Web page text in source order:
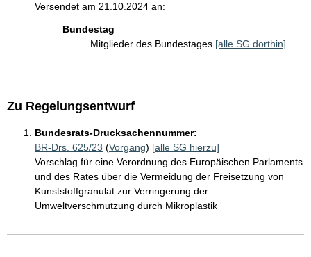
Versendet am 21.10.2024 an:
Bundestag
Mitglieder des Bundestages [alle SG dorthin]
Zu Regelungsentwurf
Bundesrats-Drucksachennummer:
BR-Drs. 625/23 (Vorgang) [alle SG hierzu]
Vorschlag für eine Verordnung des Europäischen Parlaments
und des Rates über die Vermeidung der Freisetzung von
Kunststoffgranulat zur Verringerung der
Umweltverschmutzung durch Mikroplastik